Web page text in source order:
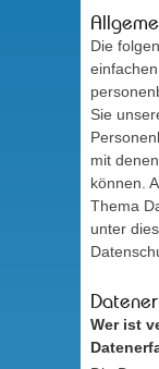
Die
Sie
mit
können.
Thema
unter
Wer ist